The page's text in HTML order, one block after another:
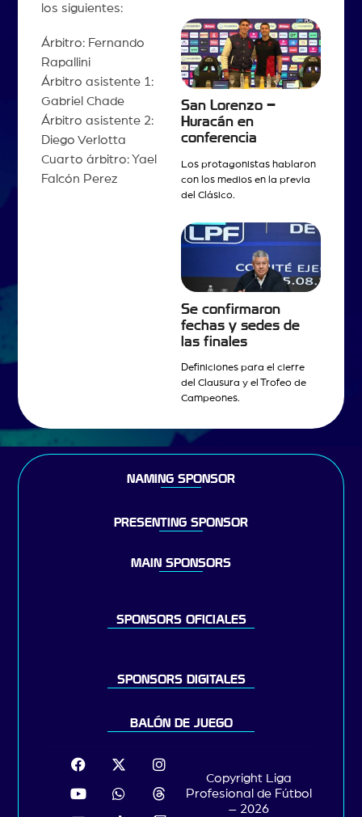
los siguientes:
Árbitro: Fernando
Rapallini
Árbitro asistente 1:
Gabriel Chade
Árbitro asistente 2:
Diego Verlotta
Cuarto árbitro: Yael
Falcón Perez
San Lorenzo –
Huracán en
conferencia
Los protagonistas hablaron
con los medios en la previa
del Clásico.
Se confirmaron
fechas y sedes de
las finales
Definiciones para el cierre
del Clausura y el Trofeo de
Campeones.
NAMING SPONSOR
PRESENTING SPONSOR
MAIN SPONSORS
SPONSORS OFICIALES
SPONSORS DIGITALES
BALÓN DE JUEGO
Copyright Liga
Profesional de Fútbol
– 2026